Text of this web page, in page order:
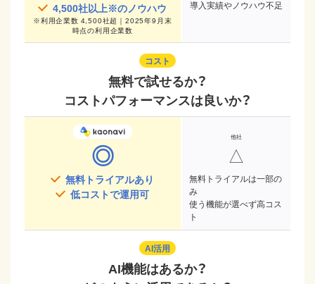
4,500社以上※のノウハウ
※利用企業数 4,500社超｜2025年9月末
時点の利用企業数
導入実績やノウハウ不足
コスト
無料で試せるか？
コストパフォーマンスは良いか？
◎
無料トライアルあり
低コストで運用可
△
無料トライアルは一部の
み
使う機能が選べず高コス
ト
AI活用
AI機能はあるか？